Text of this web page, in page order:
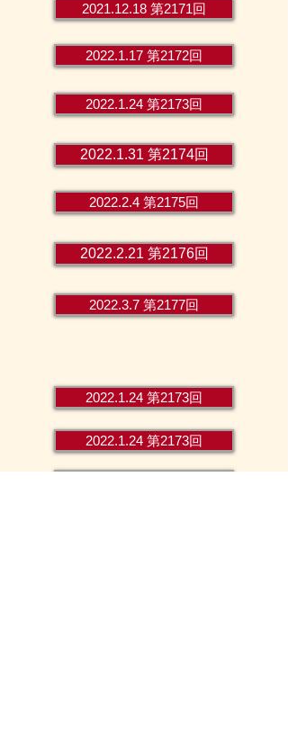
2021.12.18 第2171回
2022.1.17 第2172回
2022.1.24 第2173回
2022.1.31 第2174回
2022.2.4 第2175回
2022.2.21 第2176回
2022.3.7 第2177回
2022.1.24 第2173回
2022.1.24 第2173回